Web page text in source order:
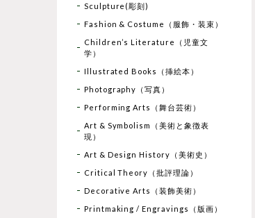
Sculpture(彫刻)
Fashion & Costume（服飾・装束）
Children’s Literature（児童文
学）
Illustrated Books（挿絵本）
Photography（写真）
Performing Arts（舞台芸術）
Art & Symbolism（美術と象徴表
現）
Art & Design History（美術史）
Critical Theory（批評理論）
Decorative Arts（装飾美術）
Printmaking / Engravings（版画）